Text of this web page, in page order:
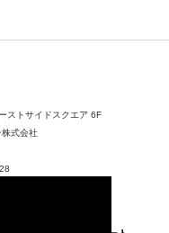
ストサイドスクエア 6F
式会社